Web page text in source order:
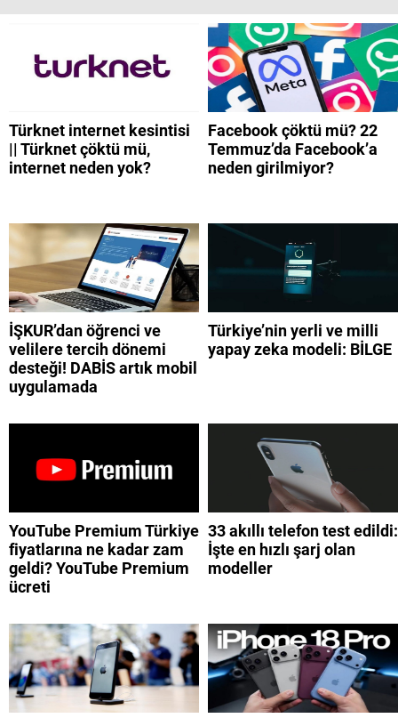
Türknet internet kesintisi
|| Türknet çöktü mü,
internet neden yok?
Facebook çöktü mü? 22
Temmuz’da Facebook’a
neden girilmiyor?
İŞKUR’dan öğrenci ve
velilere tercih dönemi
desteği! DABİS artık mobil
uygulamada
Türkiye’nin yerli ve milli
yapay zeka modeli: BİLGE
YouTube Premium Türkiye
fiyatlarına ne kadar zam
geldi? YouTube Premium
ücreti
33 akıllı telefon test edildi:
İşte en hızlı şarj olan
modeller